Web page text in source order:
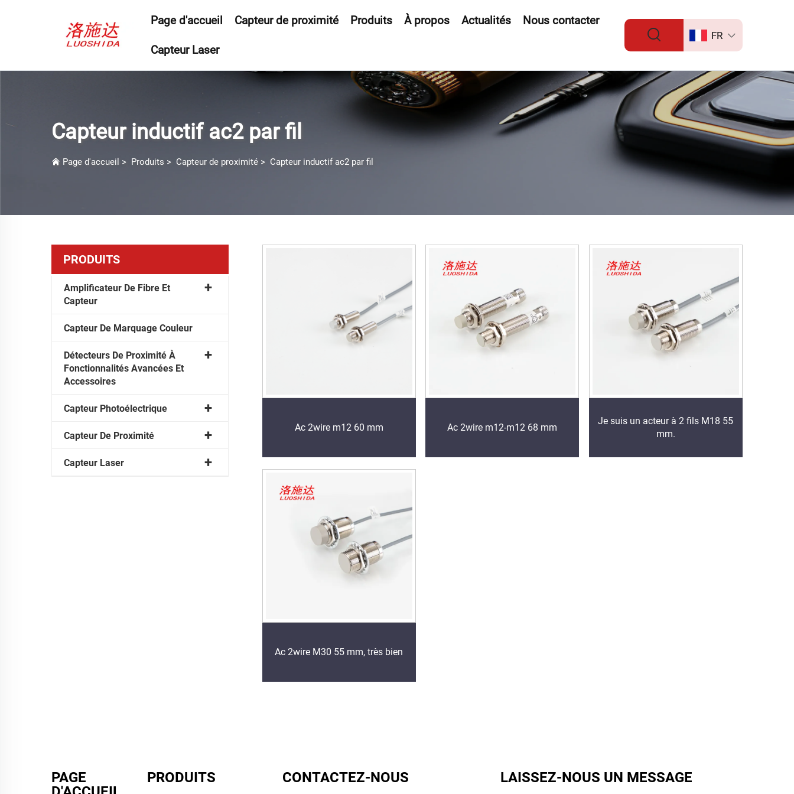
Page d'accueil Capteur de proximité Produits À propos Actualités Nous contacter
Capteur Laser
FR
Capteur inductif ac2 par fil
Page d'accueil > Produits > Capteur de proximité > Capteur inductif ac2 par fil
PRODUITS
Amplificateur De Fibre Et
Capteur
Capteur De Marquage Couleur
Détecteurs De Proximité À
Fonctionnalités Avancées Et
Accessoires
Capteur Photoélectrique
Capteur De Proximité
Capteur Laser
Ac 2wire m12 60 mm Ac 2wire m12-m12 68 mm
Je suis un acteur à 2 fils M18 55
mm.
Ac 2wire M30 55 mm, très bien
PAGE
PRODUITS CONTACTEZ-NOUS LAISSEZ-NOUS UN MESSAGE